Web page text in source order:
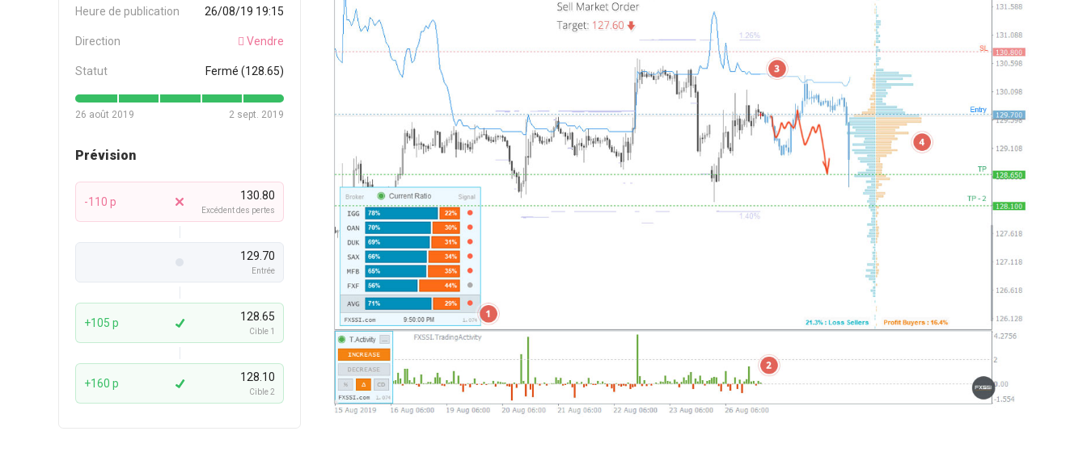
Heure de publication 26/08/19 19:15
Direction Vendre
Statut Fermé (128.65)
26 août 2019 2 sept. 2019
Prévision
-110 p 130.80
Excédent des pertes
129.70
Entrée
+105 p 128.65
Cible 1
+160 p 128.10
Cible 2